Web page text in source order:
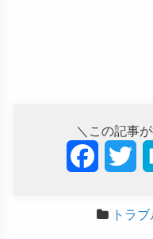
＼この記事
c
トラ